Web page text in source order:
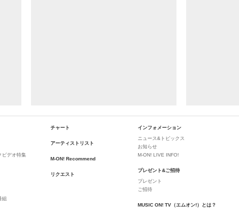
ビデオ特集
組
チャート
アーティストリスト
M-ON! Recommend
リクエスト
インフォメーション
ニュース&トピックス
お知らせ
M-ON! LIVE INFO!
プレゼント&ご招待
プレゼント
ご招待
MUSIC ON! TV（エムオン!）とは？